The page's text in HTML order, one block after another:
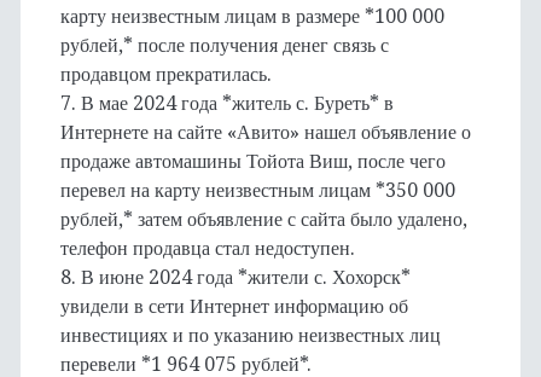
карту неизвестным лицам в размере *100 000
рублей,* после получения денег связь с
продавцом прекратилась.
7. В мае 2024 года *житель с. Буреть* в
Интернете на сайте «Авито» нашел объявление о
продаже автомашины Тойота Виш, после чего
перевел на карту неизвестным лицам *350 000
рублей,* затем объявление с сайта было удалено,
телефон продавца стал недоступен.
8. В июне 2024 года *жители с. Хохорск*
увидели в сети Интернет информацию об
инвестициях и по указанию неизвестных лиц
перевели *1 964 075 рублей*.